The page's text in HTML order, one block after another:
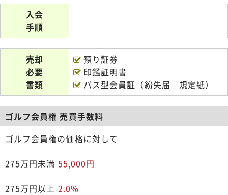
入会
手順
売却
必要
書類
預り証券
印鑑証明書
パス型会員証（紛失届 規定紙）
ゴルフ会員権 売買手数料
ゴルフ会員権の価格に対して
275万円未満 55,000円
275万円以上 2.0%